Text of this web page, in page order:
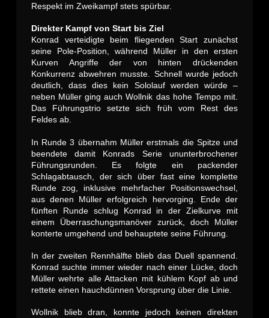
Respekt im Zweikampf stets spürbar.
Direkter Kampf von Start bis Ziel
Konrad verteidigte beim fliegenden Start zunächst
seine Pole-Position, während Müller in den ersten
Kurven Angriffe der von hinten drückenden
Konkurrenz abwehren musste. Schnell wurde jedoch
deutlich, dass dies kein Sololauf werden würde –
neben Müller ging auch Wollnik das hohe Tempo mit.
Das Führungstrio setzte sich früh vom Rest des
Feldes ab.
In Runde 3 übernahm Müller erstmals die Spitze und
beendete damit Konrads Serie ununterbrochener
Führungsrunden. Es folgte ein packender
Schlagabtausch, der sich über fast eine komplette
Runde zog, inklusive mehrfacher Positionswechsel,
aus denen Müller erfolgreich hervorging. Ende der
fünften Runde schlug Konrad in der Zielkurve mit
einem Überraschungsmanöver zurück, doch Müller
konterte umgehend und behauptete seine Führung.
In der zweiten Rennhälfte blieb das Duell spannend.
Konrad suchte immer wieder nach einer Lücke, doch
Müller wehrte alle Attacken mit kühlem Kopf ab und
rettete einen hauchdünnen Vorsprung über die Linie.
Wollnik blieb dran, konnte jedoch keinen direkten